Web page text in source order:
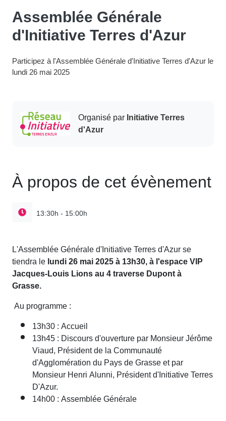
Assemblée Générale
d'Initiative Terres d'Azur
Participez à l'Assemblée Générale d'Initiative Terres d'Azur le
lundi 26 mai 2025
Organisé parInitiative Terres
d'Azur
À propos de cet évènement
13:30h - 15:00h
L'Assemblée Générale d'Initiative Terres d'Azur se
tiendra lelundi 26 mai 2025 à 13h30, à l'espace VIP
Jacques-Louis Lions au 4 traverse Dupont à
Grasse.
Au programme :
13h30 : Accueil
13h45 : Discours d'ouverture par Monsieur Jérôme
Viaud, Président de la Communauté
d'Agglomération du Pays de Grasse et par
Monsieur Henri Alunni, Président d'Initiative Terres
D'Azur.
14h00 : Assemblée Générale